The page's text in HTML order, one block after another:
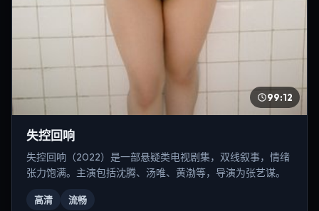
99:12
失控回响
失控回响（2022）是一部悬疑类电视剧集，双线叙事，情绪
张力饱满。主演包括沈腾、汤唯、黄渤等，导演为张艺谋。
高清 流畅